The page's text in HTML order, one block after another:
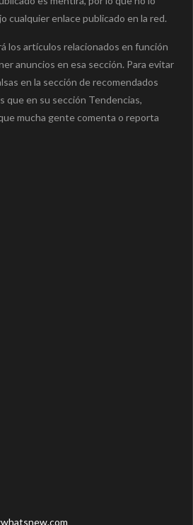
cualquier enlace publicado en la red.
los artículos relacionados en función
anuncios en esa sección. Para evitar
en la sección de recomendados
que en su sección Tendencias,
mucha gente comenta o reporta